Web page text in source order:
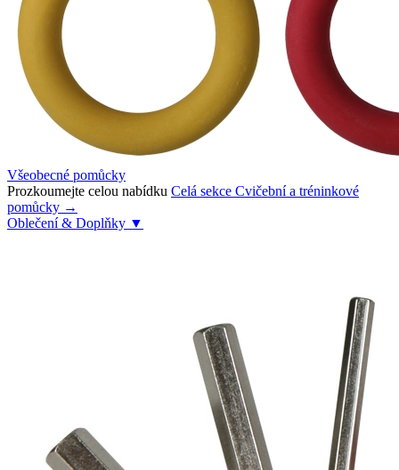
Všeobecné pomůcky
Prozkoumejte celou nabídku Celá sekce Cvičební a tréninkové
pomůcky →
Oblečení & Doplňky ▼